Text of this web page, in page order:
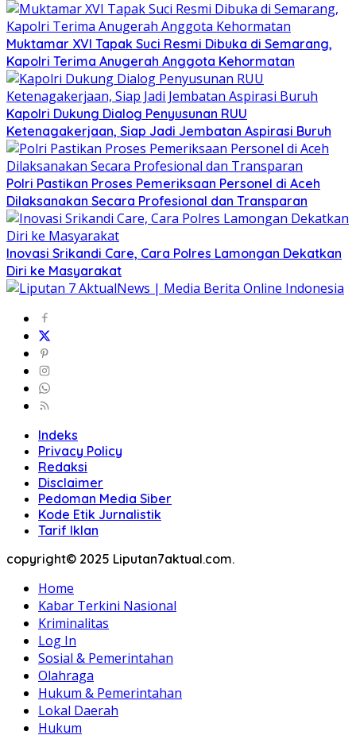
Muktamar XVI Tapak Suci Resmi Dibuka di Semarang,
Kapolri Terima Anugerah Anggota Kehormatan
Kapolri Dukung Dialog Penyusunan RUU
Ketenagakerjaan, Siap Jadi Jembatan Aspirasi Buruh
Polri Pastikan Proses Pemeriksaan Personel di Aceh
Dilaksanakan Secara Profesional dan Transparan
Inovasi Srikandi Care, Cara Polres Lamongan Dekatkan
Diri ke Masyarakat
Indeks
Privacy Policy
Redaksi
Disclaimer
Pedoman Media Siber
Kode Etik Jurnalistik
Tarif Iklan
copyright© 2025 Liputan7aktual.com.
Home
Kabar Terkini Nasional
Kriminalitas
Log In
Sosial & Pemerintahan
Olahraga
Hukum & Pemerintahan
Lokal Daerah
Hukum